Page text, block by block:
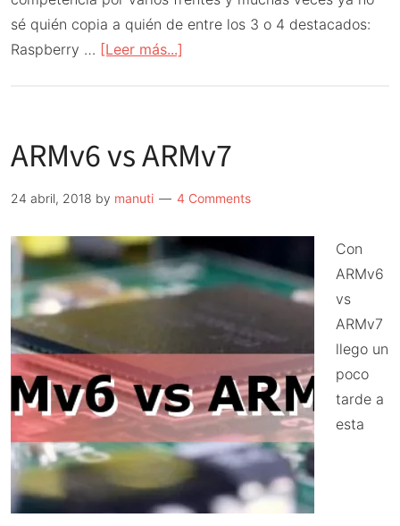
sé quién copia a quién de entre los 3 o 4 destacados:
Raspberry … [Leer más...]
NanoPi
FriendlyElec
ARMv6 vs ARMv7
24 abril, 2018 by manuti 4 Comments
Con
ARMv6
vs
ARMv7
llego un
poco
tarde a
esta